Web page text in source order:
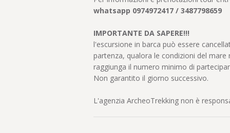
whatsapp 0974972417 / 3487798659
IMPORTANTE DA SAPERE!!!
l'escursione in barca può essere
partenza, qualora le condizioni del
raggiunga il numero minimo di
Non garantito il giorno successivo.
L'agenzia ArcheoTrekking non è